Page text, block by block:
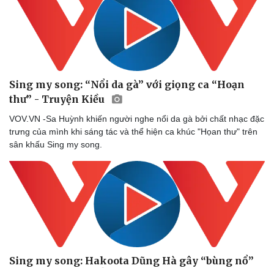
Sing my song: “Nổi da gà” với giọng ca “Hoạn
thư” - Truyện Kiều
VOV.VN -Sa Huỳnh khiến người nghe nổi da gà bởi chất nhạc đặc
trưng của mình khi sáng tác và thể hiện ca khúc "Họan thư" trên
sân khấu Sing my song.
Sing my song: Hakoota Dũng Hà gây “bùng nổ”